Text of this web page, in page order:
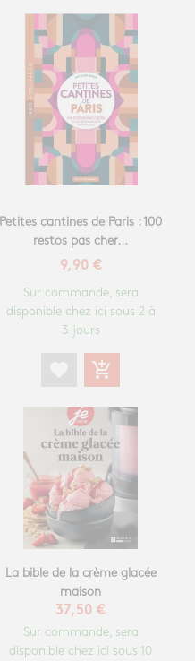
Petites cantines de Paris : 100
restos pas cher...
9,90 €
Sur commande, sera
disponible chez ici sous 2 à
3 jours
add_shopping_cart
La bible de la crème glacée
maison
37,50 €
Sur commande, sera
disponible chez ici sous 10